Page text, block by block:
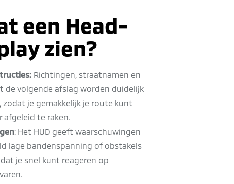
een Head-
zien?
Richtingen, straatnamen en
de volgende afslag worden duidelijk
zodat je gemakkelijk je route kunt
afgeleid te raken.
: Het HUD geeft waarschuwingen
lage bandenspanning of obstakels
je snel kunt reageren op